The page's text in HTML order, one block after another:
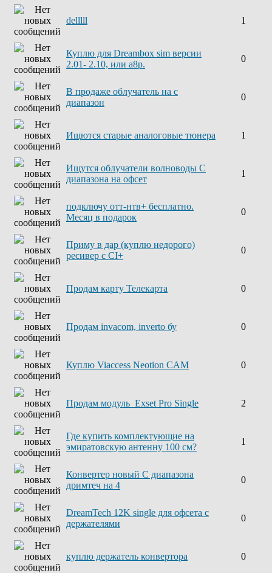
delllll 1
Куплю для Dreambox sim версии
2.01- 2.10, или а8р.
0
В продаже облучатель на с
диапазон
0
Ищются старые аналоговые тюнера 1
Ищутся облучатели волноводы С
диапазона на офсет
1
подключу отт-нтв+ бесплатно.
Месяц в подарок
0
Приму в дар (куплю недорого)
ресивер с CI+
0
Продам карту Телекарта 0
Продам invacom, inverto бу 0
Куплю Viaccess Neotion CAM 0
Продам модуль Exset Pro Single 2
Где купить комплектующие на
эмиратовскую антенну 100 см?
1
Конвертер новый С диапазона
дримтеч на 4
0
DreamTech 12K single для офсета с
держателями
0
куплю держатель конвертора 0